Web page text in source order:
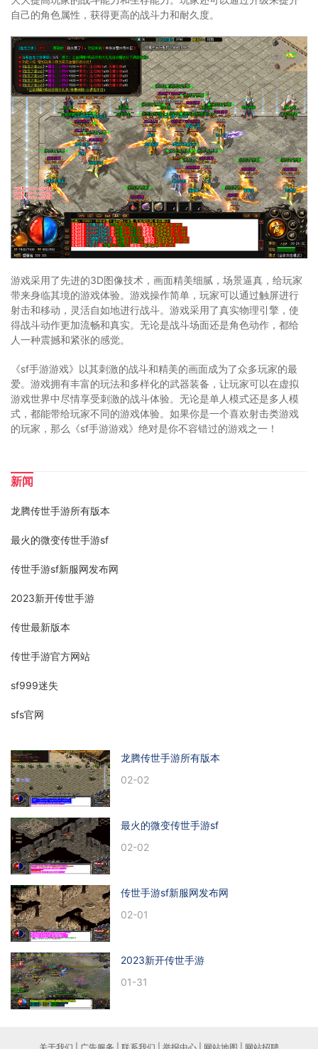
自己的角色属性，获得更高的战斗力和耐久度。
游戏采用了先进的3D图像技术，画面精美细腻，场景逼真，给玩家
带来身临其境的游戏体验。游戏操作简单，玩家可以通过触屏进行
射击和移动，灵活自如地进行战斗。游戏采用了真实物理引擎，使
得战斗动作更加流畅和真实。无论是战斗场面还是角色动作，都给
人一种震撼和紧张的感觉。
《sf手游游戏》以其刺激的战斗和精美的画面成为了众多玩家的最
爱。游戏拥有丰富的玩法和多样化的武器装备，让玩家可以在虚拟
游戏世界中尽情享受刺激的战斗体验。无论是单人模式还是多人模
式，都能带给玩家不同的游戏体验。如果你是一个喜欢射击类游戏
的玩家，那么《sf手游游戏》绝对是你不容错过的游戏之一！
新闻
龙腾传世手游所有版本
最火的微变传世手游sf
传世手游sf新服网发布网
2023新开传世手游
传世最新版本
传世手游官方网站
sf999迷失
sfs官网
龙腾传世手游所有版本
02-02
最火的微变传世手游sf
02-02
传世手游sf新服网发布网
02-01
2023新开传世手游
01-31